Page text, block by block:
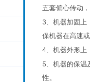
五套偏心传动
3、机器加固上
保机器在高速
4、机器外形上
5、机器的保温
性。